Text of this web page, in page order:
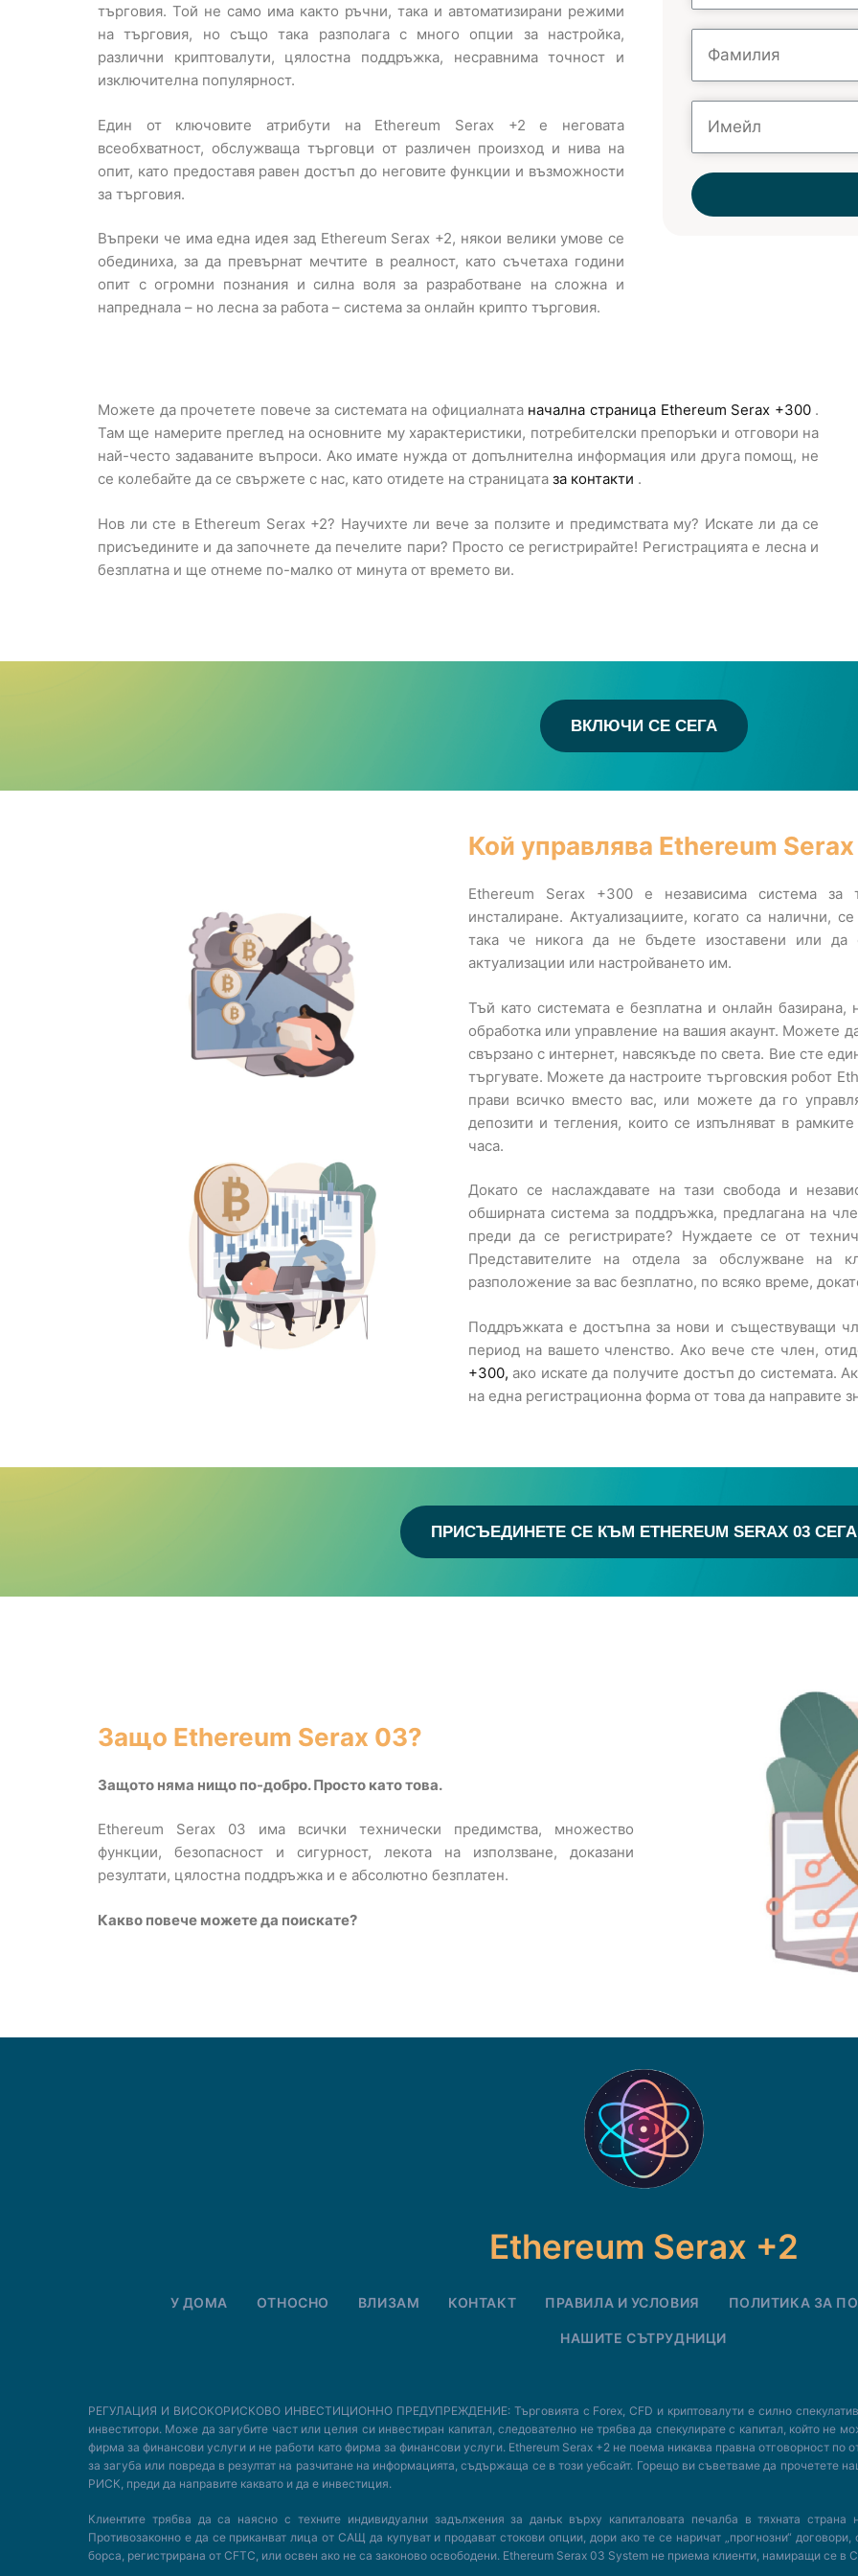
търговия. Той не само има както ръчни, така и автоматизирани режими
на търговия, но също така разполага с много опции за настройка,
различни криптовалути, цялостна поддръжка, несравнима точност и
изключителна популярност.
Един от ключовите атрибути на Ethereum Serax +2 е неговата
всеобхватност, обслужваща търговци от различен произход и нива на
опит, като предоставя равен достъп до неговите функции и възможности
за търговия.
Въпреки че има една идея зад Ethereum Serax +2, някои велики умове се
обединиха, за да превърнат мечтите в реалност, като съчетаха години
опит с огромни познания и силна воля за разработване на сложна и
напреднала – но лесна за работа – система за онлайн крипто търговия.
Можете да прочетете повече за системата на официалната начална страница Ethereum Serax +300.
Там ще намерите преглед на основните му характеристики, потребителски препоръки и отговори на
най-често задаваните въпроси. Ако имате нужда от допълнителна информация или друга помощ, не
се колебайте да се свържете с нас, като отидете на страницата за контакти .
Нов ли сте в Ethereum Serax +2? Научихте ли вече за ползите и предимствата му? Искате ли да се
присъедините и да започнете да печелите пари? Просто се регистрирайте! Регистрацията е лесна и
безплатна и ще отнеме по-малко от минута от времето ви.
ВКЛЮЧИ СЕ СЕГА
Кой управлява Ethereum
Ethereum Serax +300 е независима система за
инсталиране. Актуализациите, когато са налични,
така че никога да не бъдете изоставени или
актуализации или настройването им.
Тъй като системата е безплатна и онлайн
обработка или управление на вашия акаунт. Можете
свързано с интернет, навсякъде по света. Вие сте
търгувате. Можете да настроите търговския робот
прави всичко вместо вас, или можете да го
депозити и тегления, които се изпълняват в
часа.
Докато се наслаждавате на тази свобода и
обширната система за поддръжка, предлагана на
преди да се регистрирате? Нуждаете се от
Представителите на отдела за обслужване на
разположение за вас безплатно, по всяко време,
Поддръжката е достъпна за нови и съществуващи
период на вашето членство. Ако вече сте член,
+300, ако искате да получите достъп до системата.
на една регистрационна форма от това да направите
ПРИСЪЕДИНЕТЕ СЕ КЪМ ETHEREUM SERAX 03 СЕГА
Защо Ethereum Serax 03?
Защото няма нищо по-добро. Просто като това.
Ethereum Serax 03 има всички технически предимства, множество
функции, безопасност и сигурност, лекота на използване, доказани
резултати, цялостна поддръжка и е абсолютно безплатен.
Какво повече можете да поискате?
Ethereum Serax +2
У ДОМА ОТНОСНО ВЛИЗАМ КОНТАКТ ПРАВИЛА И УСЛОВИЯ ПОЛИТИКА ЗА
НАШИТЕ СЪТРУДНИЦИ
РЕГУЛАЦИЯ И ВИСОКОРИСКОВО ИНВЕСТИЦИОННО ПРЕДУПРЕЖДЕНИЕ: Търговията с Forex, CFD и криптовалути е силно
инвеститори. Може да загубите част или целия си инвестиран капитал, следователно не трябва да спекулирате с капитал, който не
фирма за финансови услуги и не работи като фирма за финансови услуги. Ethereum Serax +2 не поема никаква правна отговорност по
за загуба или повреда в резултат на разчитане на информацията, съдържаща се в този уебсайт. Горещо ви съветваме да
РИСК, преди да направите каквато и да е инвестиция.
Клиентите трябва да са наясно с техните индивидуални задължения за данък върху капиталовата печалба в тяхната
Противозаконно е да се приканват лица от САЩ да купуват и продават стокови опции, дори ако те се наричат ​​„прогнозни“
борса, регистрирана от CFTC, или освен ако не са законово освободени. Ethereum Serax 03 System не приема клиенти, намиращи се в